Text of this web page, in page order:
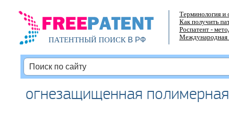
ПАТЕНТНЫЙ ПОИСКВ РФ
Терминология и
Как получить
Роспатент -
Международная
огнезащищенная